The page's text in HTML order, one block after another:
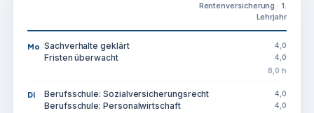
Rentenversicherung · 1.
Lehrjahr
Mo Sachverhalte geklärt 4,0
Fristen überwacht 4,0
8,0 h
Di Berufsschule: Sozialversicherungsrecht 4,0
Berufsschule: Personalwirtschaft 4,0